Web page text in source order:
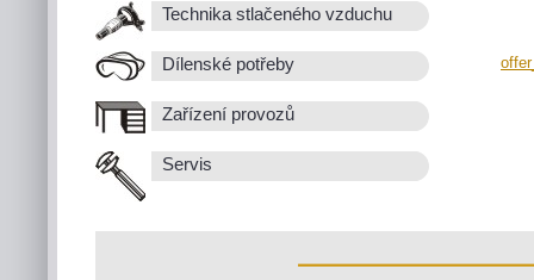
Technika stlačeného vzduchu
Dílenské potřeby
Zařízení provozů
Servis